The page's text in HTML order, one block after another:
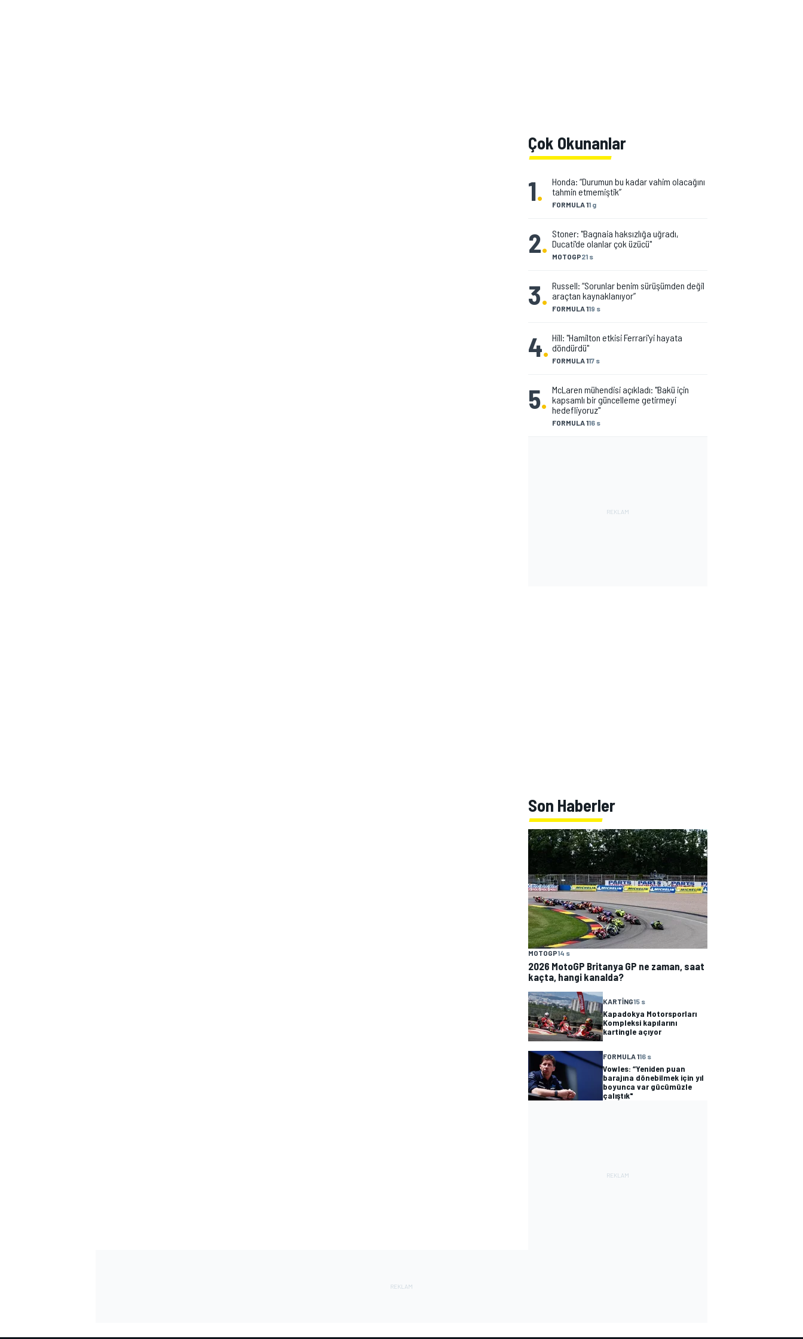
Çok Okunanlar
1. FORMULA 11 g
Honda: “Durumun bu kadar vahim olacağını
tahmin etmemiştik”
2. MOTOGP21 s
Stoner: "Bagnaia haksızlığa uğradı,
Ducati'de olanlar çok üzücü"
3. FORMULA 119 s
Russell: “Sorunlar benim sürüşümden değil
araçtan kaynaklanıyor”
4. FORMULA 117 s
Hill: "Hamilton etkisi Ferrari'yi hayata
döndürdü"
5.
FORMULA 116 s
McLaren mühendisi açıkladı: "Bakü için
kapsamlı bir güncelleme getirmeyi
hedefliyoruz"
Son Haberler
MOTOGP14 s
2026 MotoGP Britanya GP ne zaman, saat
kaçta, hangi kanalda?
KARTING15 s
Kapadokya Motorsporları
Kompleksi kapılarını
kartingle açıyor
FORMULA 116 s
Vowles: “Yeniden puan
barajına dönebilmek için yıl
boyunca var gücümüzle
çalıştık"